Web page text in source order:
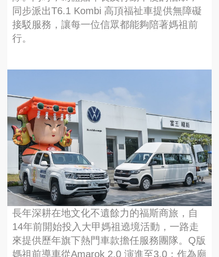
同步派出T6.1 Kombi 高頂福祉車提供無障礙
接駁服務，讓每一位信眾都能夠陪著媽祖前
行。
長年深耕在地文化不遺餘力的福斯商旅，自
14年前開始投入大甲媽祖遶境活動，一路走
來提供歷年旗下熱門車款擔任服務團隊。Q版
媽祖前導車從Amarok 2.0 演進至3.0；作為廟